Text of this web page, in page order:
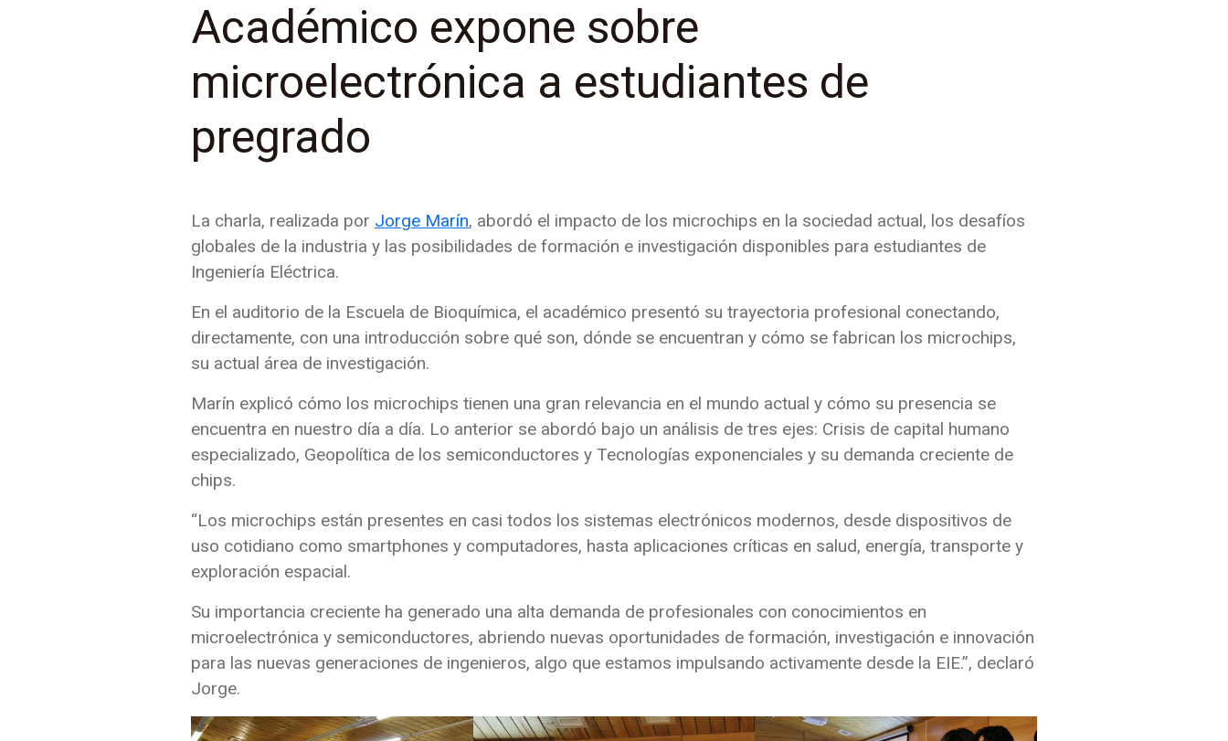
Académico expone sobre
microelectrónica a estudiantes de
pregrado
La charla, realizada por Jorge Marín, abordó el impacto de los microchips en la sociedad actual, los desafíos
globales de la industria y las posibilidades de formación e investigación disponibles para estudiantes de
Ingeniería Eléctrica.
En el auditorio de la Escuela de Bioquímica, el académico presentó su trayectoria profesional conectando,
directamente, con una introducción sobre qué son, dónde se encuentran y cómo se fabrican los microchips,
su actual área de investigación.
Marín explicó cómo los microchips tienen una gran relevancia en el mundo actual y cómo su presencia se
encuentra en nuestro día a día. Lo anterior se abordó bajo un análisis de tres ejes: Crisis de capital humano
especializado, Geopolítica de los semiconductores y Tecnologías exponenciales y su demanda creciente de
chips.
“Los microchips están presentes en casi todos los sistemas electrónicos modernos, desde dispositivos de
uso cotidiano como smartphones y computadores, hasta aplicaciones críticas en salud, energía, transporte y
exploración espacial.
Su importancia creciente ha generado una alta demanda de profesionales con conocimientos en
microelectrónica y semiconductores, abriendo nuevas oportunidades de formación, investigación e innovación
para las nuevas generaciones de ingenieros, algo que estamos impulsando activamente desde la EIE.”, declaró
Jorge.